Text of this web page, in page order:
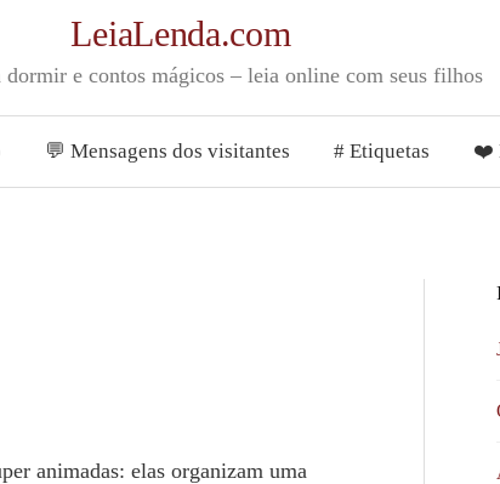
LeiaLenda.com
dormir e contos mágicos – leia online com seus filhos
💬 Mensagens dos visitantes # Etiquetas ❤️
animadas: elas organizam uma